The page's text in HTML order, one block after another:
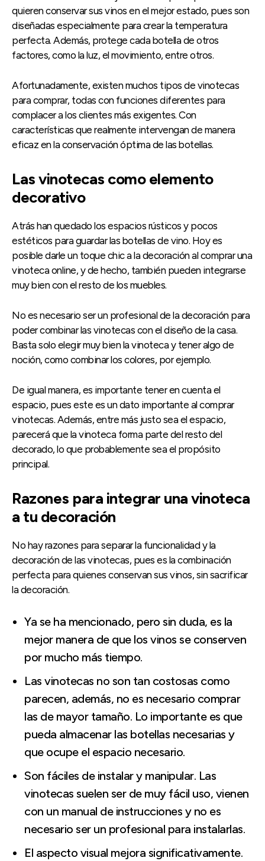
quieren conservar sus vinos en el mejor estado, pues son
diseñadas especialmente para crear la temperatura
perfecta. Además, protege cada botella de otros
factores, como la luz, el movimiento, entre otros.
Afortunadamente, existen muchos tipos de vinotecas
para comprar, todas con funciones diferentes para
complacer a los clientes más exigentes. Con
características que realmente intervengan de manera
eficaz en la conservación óptima de las botellas.
Las vinotecas como elemento
decorativo
Atrás han quedado los espacios rústicos y pocos
estéticos para guardar las botellas de vino. Hoy es
posible darle un toque chic a la decoración al comprar una
vinoteca online, y de hecho, también pueden integrarse
muy bien con el resto de los muebles.
No es necesario ser un profesional de la decoración para
poder combinar las vinotecas con el diseño de la casa.
Basta solo elegir muy bien la vinoteca y tener algo de
noción, como combinar los colores, por ejemplo.
De igual manera, es importante tener en cuenta el
espacio, pues este es un dato importante al comprar
vinotecas. Además, entre más justo sea el espacio,
parecerá que la vinoteca forma parte del resto del
decorado, lo que probablemente sea el propósito
principal.
Razones para integrar una vinoteca
a tu decoración
No hay razones para separar la funcionalidad y la
decoración de las vinotecas, pues es la combinación
perfecta para quienes conservan sus vinos, sin sacrificar
la decoración.
Ya se ha mencionado, pero sin duda, es la
mejor manera de que los vinos se conserven
por mucho más tiempo.
Las vinotecas no son tan costosas como
parecen, además, no es necesario comprar
las de mayor tamaño. Lo importante es que
pueda almacenar las botellas necesarias y
que ocupe el espacio necesario.
Son fáciles de instalar y manipular. Las
vinotecas suelen ser de muy fácil uso, vienen
con un manual de instrucciones y no es
necesario ser un profesional para instalarlas.
El aspecto visual mejora significativamente.